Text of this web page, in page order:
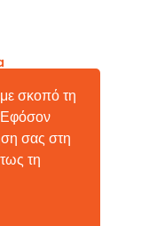
σκοπό τη
Εφόσον
σας στη
τη